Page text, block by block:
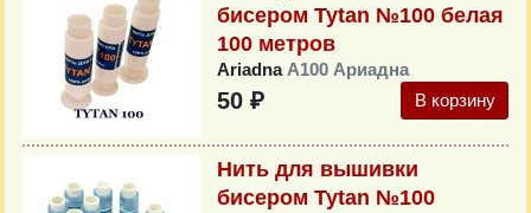
бисером Tytan №100 белая
100 метров
Ariadna А100 Ариадна
50 ₽ В корзину
Нить для вышивки
бисером Tytan №100